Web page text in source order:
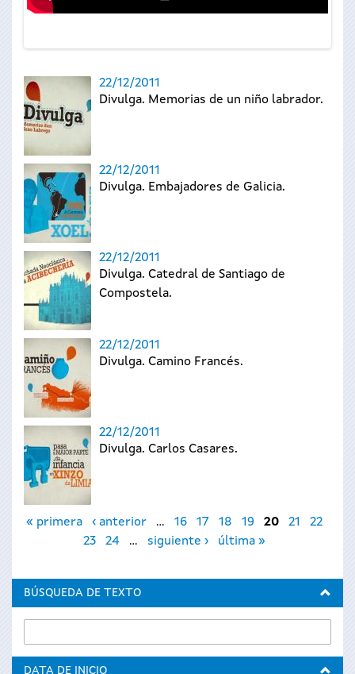
22/12/2011
Divulga. Memorias de un niño labrador.
22/12/2011
Divulga. Embajadores de Galicia.
22/12/2011
Divulga. Catedral de Santiago de
Compostela.
22/12/2011
Divulga. Camino Francés.
22/12/2011
Divulga. Carlos Casares.
Páginas
« primera ‹ anterior … 16 17 18 19 20 21
22
23
24 … siguiente › última »
BÚSQUEDA DE TEXTO
DATA DE INICIO